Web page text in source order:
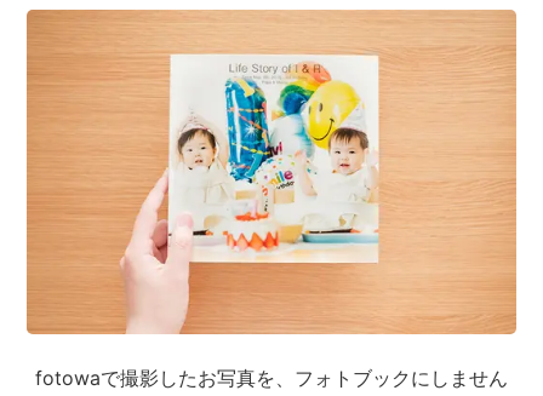
fotowaで撮影したお写真を、フォトブックにしません